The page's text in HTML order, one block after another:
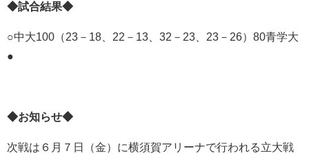
◆試合結果◆
○中大100（23－18、22－13、32－23、23－26）80青学大
●
◆お知らせ◆
次戦は６月７日（金）に横須賀アリーナで行われる立大戦